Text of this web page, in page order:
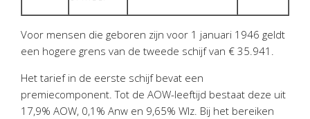
BaseCone – Facturen
Visionplanner – Rapportage
Klantenportaal – Online dossiers
Online Salaris – Salarissen
Nextens-Accorderen aangiften
Voor mensen die geboren zijn voor 1 januari 1946 geldt
een hogere grens van de tweede schijf van € 35.941.
Het tarief in de eerste schijf bevat een
premiecomponent. Tot de AOW-leeftijd bestaat deze uit
17,9% AOW, 0,1% Anw en 9,65% Wlz. Bij het bereiken